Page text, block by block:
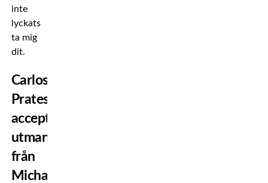
inte
lyckats
ta mig
dit.
Carlos
Prates
accepterar
utmaningen
från
Michael